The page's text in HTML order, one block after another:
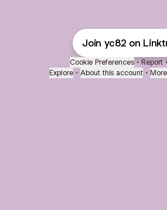
Join yc82 on
Cookie Preferences • Report •
Explore • About this account •